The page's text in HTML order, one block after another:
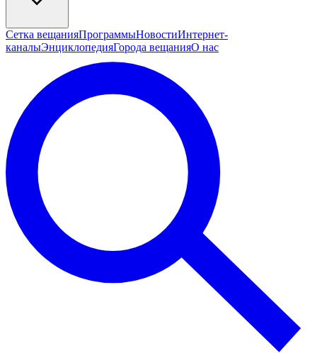
Сетка вещанияПрограммыНовостиИнтернет-
каналыЭнциклопедияГорода вещанияО нас